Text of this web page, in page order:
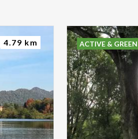
4.79 km ACTIVE & GREEN